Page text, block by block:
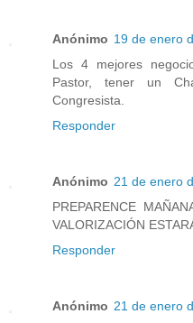
Anónimo 19 de enero
Los 4 mejores
Pastor, tener un
Congresista.
Responder
Anónimo 21 de enero
PREPARENCE
VALORIZACIÓN
Responder
Anónimo 21 de enero